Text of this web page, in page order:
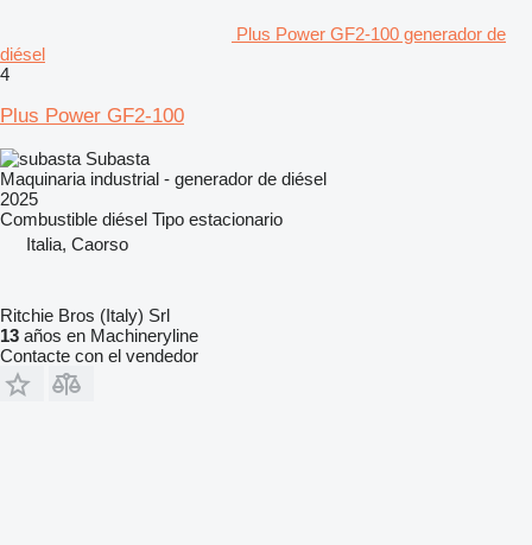
Plus Power GF2-100 generador de
diésel
4
Plus Power GF2-100
Subasta
Maquinaria industrial - generador de diésel
2025
Combustible diésel Tipo estacionario
Italia, Caorso
Ritchie Bros (Italy) Srl
13 años en Machineryline
Contacte con el vendedor